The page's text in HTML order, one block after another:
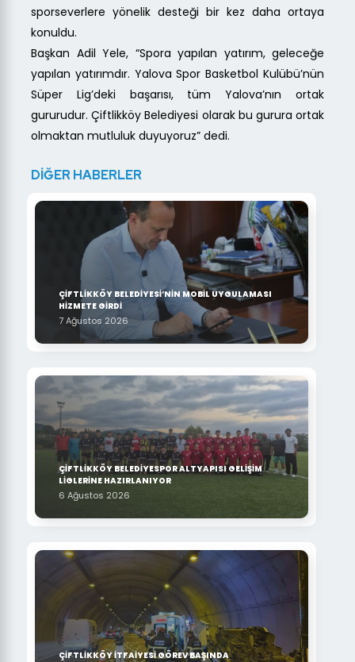
sporseverlere yönelik desteği bir kez daha ortaya
konuldu.
Başkan Adil Yele, “Spora yapılan yatırım, geleceğe
yapılan yatırımdır. Yalova Spor Basketbol Kulübü’nün
Süper Lig’deki başarısı, tüm Yalova’nın ortak
gururudur. Çiftlikköy Belediyesi olarak bu gurura ortak
olmaktan mutluluk duyuyoruz” dedi.
DİĞER HABERLER
ÇİFTLİKKÖY BELEDİYESİ’NİN MOBİL UYGULAMASI
HİZMETE GİRDİ
7 Ağustos 2026
ÇİFTLİKKÖY BELEDİYESPOR ALTYAPISI GELİŞİM
LİGLERİNE HAZIRLANIYOR
6 Ağustos 2026
ÇİFTLİKKÖY İTFAİYESİ GÖREV BAŞINDA